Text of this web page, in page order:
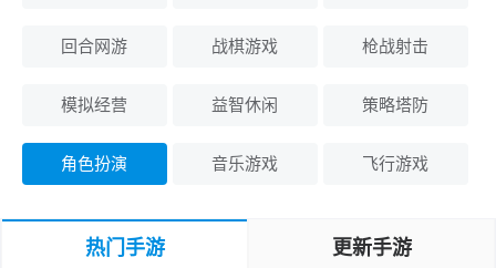
回合网游 战棋游戏 枪战射击
模拟经营 益智休闲 策略塔防
角色扮演 音乐游戏 飞行游戏
热门手游 更新手游